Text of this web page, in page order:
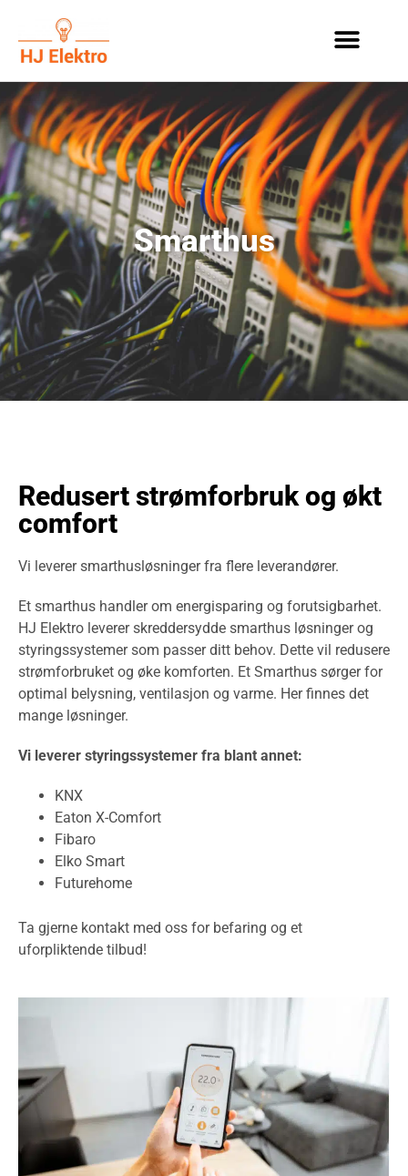
Smarthus
Redusert strømforbruk og økt
comfort
Vi leverer smarthusløsninger fra flere leverandører.
Et smarthus handler om energisparing og forutsigbarhet.
HJ Elektro leverer skreddersydde smarthus løsninger og
styringssystemer som passer ditt behov. Dette vil redusere
strømforbruket og øke komforten. Et Smarthus sørger for
optimal belysning, ventilasjon og varme. Her finnes det
mange løsninger.
Vi leverer styringssystemer fra blant annet:
KNX
Eaton X-Comfort
Fibaro
Elko Smart
Futurehome
Ta gjerne kontakt med oss for befaring og et
uforpliktende tilbud!